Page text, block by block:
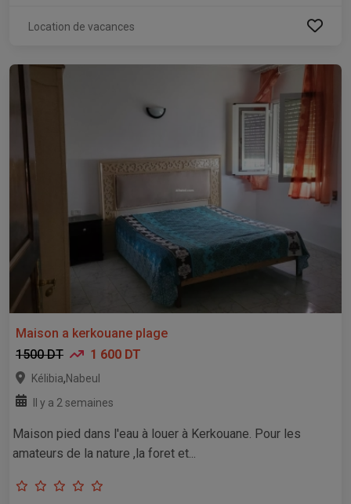
Location de vacances
Maison a kerkouane plage
1500 DT
1 600 DT
Kélibia,Nabeul
Il y a 2 semaines
Maison pied dans l'eau à louer à Kerkouane. Pour les
amateurs de la nature ,la foret et...